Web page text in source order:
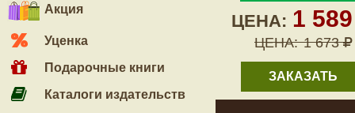
Акция
Уценка
Подарочные книги
Каталоги издательств
ЦЕНА: 1
ЦЕНА: 1 673
ЗАКАЗАТЬ